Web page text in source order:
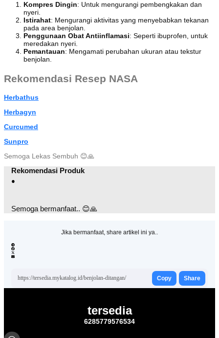
Kompres Dingin: Untuk mengurangi pembengkakan dan
nyeri.
Istirahat: Mengurangi aktivitas yang menyebabkan tekanan
pada area benjolan.
Penggunaan Obat Antiinflamasi: Seperti ibuprofen, untuk
meredakan nyeri.
Pemantauan: Mengamati perubahan ukuran atau tekstur
benjolan.
Rekomendasi Resep NASA
Herbathus
Herbagyn
Curcumed
Sunpro
Semoga Lekas Sembuh 😊🙏
Rekomendasi Produk
●
Semoga bermanfaat.. 😊🙏
Jika bermanfaat, share artikel ini ya..
https://tersedia.mykatalog.id/benjolan-ditangan/ Copy Share
tersedia
6285779576534